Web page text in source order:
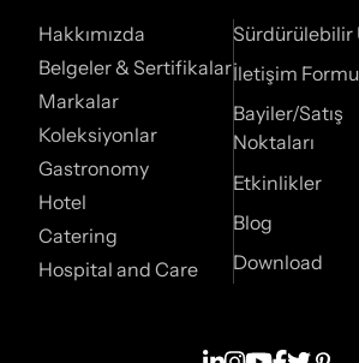
Hakkımızda
Belgeler & Sertifikalar
Markalar
Koleksiyonlar
Gastronomy
Hotel
Catering
Hospital and Care
Sürdürülebilir
İletişim Formu
Bayiler/Satış
Noktaları
Etkinlikler
Blog
Download